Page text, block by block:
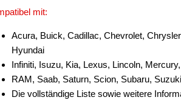
mit:
Acura, Buick, Cadillac, Chevrolet,
Hyundai
Infiniti, Isuzu, Kia, Lexus, Lincoln,
RAM, Saab, Saturn, Scion, Subaru,
Die vollständige Liste sowie weitere